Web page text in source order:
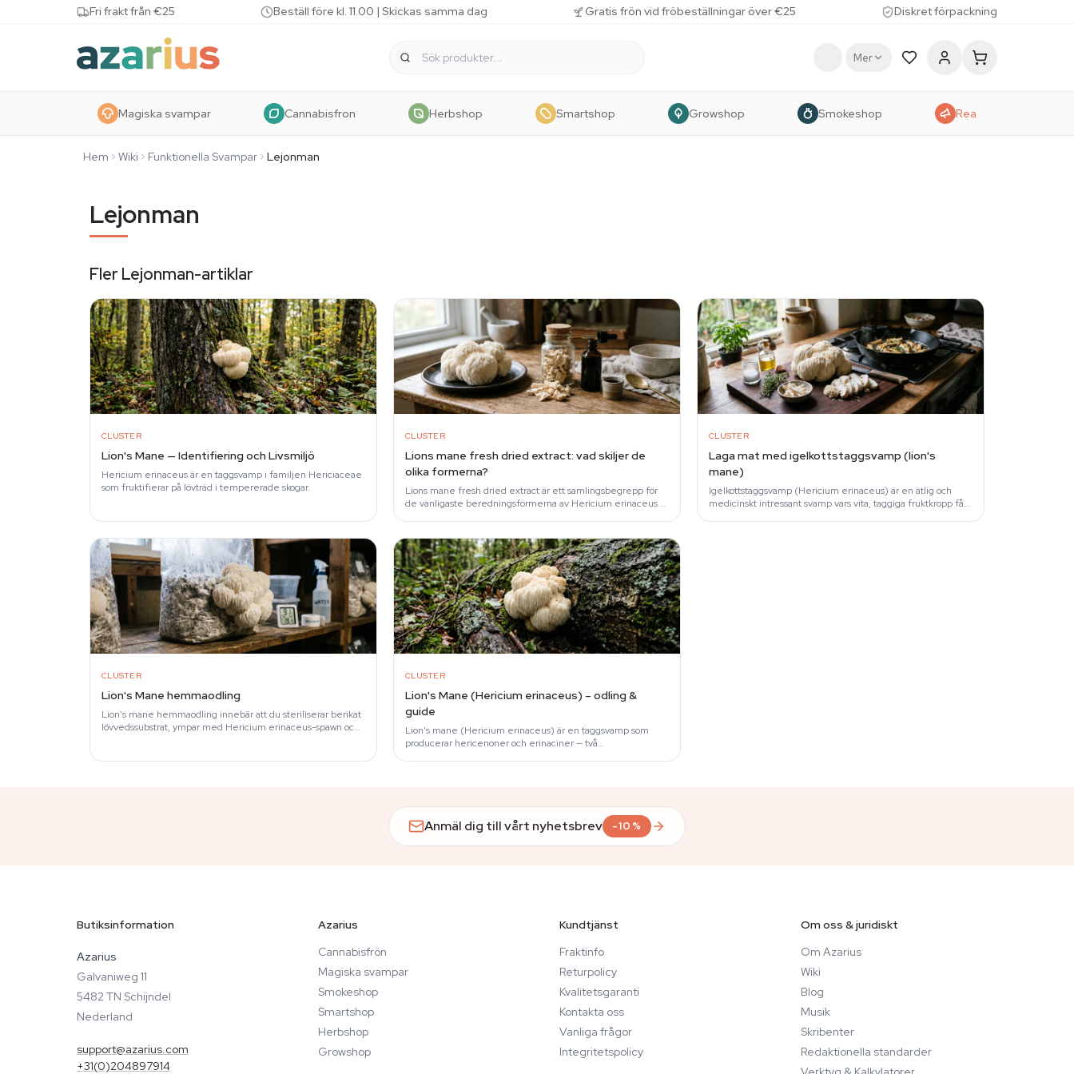
Skip to contentFri frakt från €25 Beställ före kl. 11.00 | Skickas samma dag Gratis frön vid fröbeställningar över €25 Diskret förpackning
Mer
Magiska svampar Cannabisfron Herbshop Smartshop Growshop Smokeshop Rea
Hem Wiki Funktionella Svampar Lejonman
Lejonman
Fler Lejonman-artiklar
CLUSTER
Lion's Mane — Identifiering och Livsmiljö
Hericium erinaceus är en taggsvamp i familjen Hericiaceae
som fruktifierar på lövträd i tempererade skogar.
CLUSTER
Lions mane fresh dried extract: vad skiljer de
olika formerna?
Lions mane fresh dried extract är ett samlingsbegrepp för
de vanligaste beredningsformerna av Hericium erinaceus —
CLUSTER
Laga mat med igelkottstaggsvamp (lion's
mane)
Igelkottstaggsvamp (Hericium erinaceus) är en ätlig och
medicinskt intressant svamp vars vita, taggiga fruktkropp får
CLUSTER
Lion's Mane hemmaodling
Lion's mane hemmaodling innebär att du steriliserar berikat
lövvedssubstrat, ympar med Hericium erinaceus-spawn och
CLUSTER
Lion's Mane (Hericium erinaceus) – odling &
guide
Lion's mane (Hericium erinaceus) är en taggsvamp som
producerar hericenoner och erinaciner — två
Anmäl dig till vårt nyhetsbrev -10%
Butiksinformation
Azarius
Galvaniweg 11
5482 TN Schijndel
Nederland
support@azarius.com
+31(0)204897914
Azarius
Cannabisfrön
Magiska svampar
Smokeshop
Smartshop
Herbshop
Growshop
Kundtjänst
Fraktinfo
Returpolicy
Kvalitetsgaranti
Kontakta oss
Vanliga frågor
Integritetspolicy
Om oss & juridiskt
Om Azarius
Wiki
Blog
Musik
Skribenter
Redaktionella standarder